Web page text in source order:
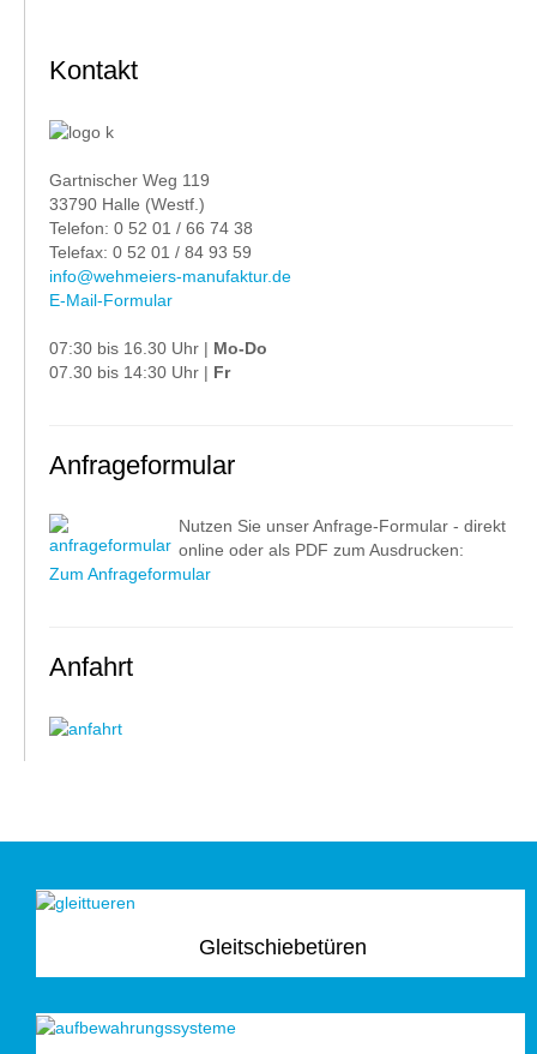
Kontakt
Gartnischer Weg 119
33790 Halle (Westf.)
Telefon: 0 52 01 / 66 74 38
Telefax: 0 52 01 / 84 93 59
info@wehmeiers-manufaktur.de
E-Mail-Formular
07:30 bis 16.30 Uhr | Mo-Do
07.30 bis 14:30 Uhr | Fr
Anfrageformular
Nutzen Sie unser Anfrage-Formular - direkt
online oder als PDF zum Ausdrucken:
Zum Anfrageformular
Anfahrt
Gleitschiebetüren